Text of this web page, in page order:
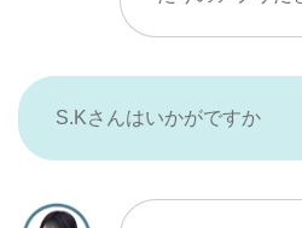
S.Kさんはいかがですか